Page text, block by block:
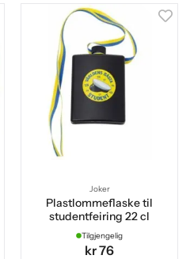
Joker
Plastlommeflaske til
studentfeiring 22 cl
Tilgjengelig
kr 76